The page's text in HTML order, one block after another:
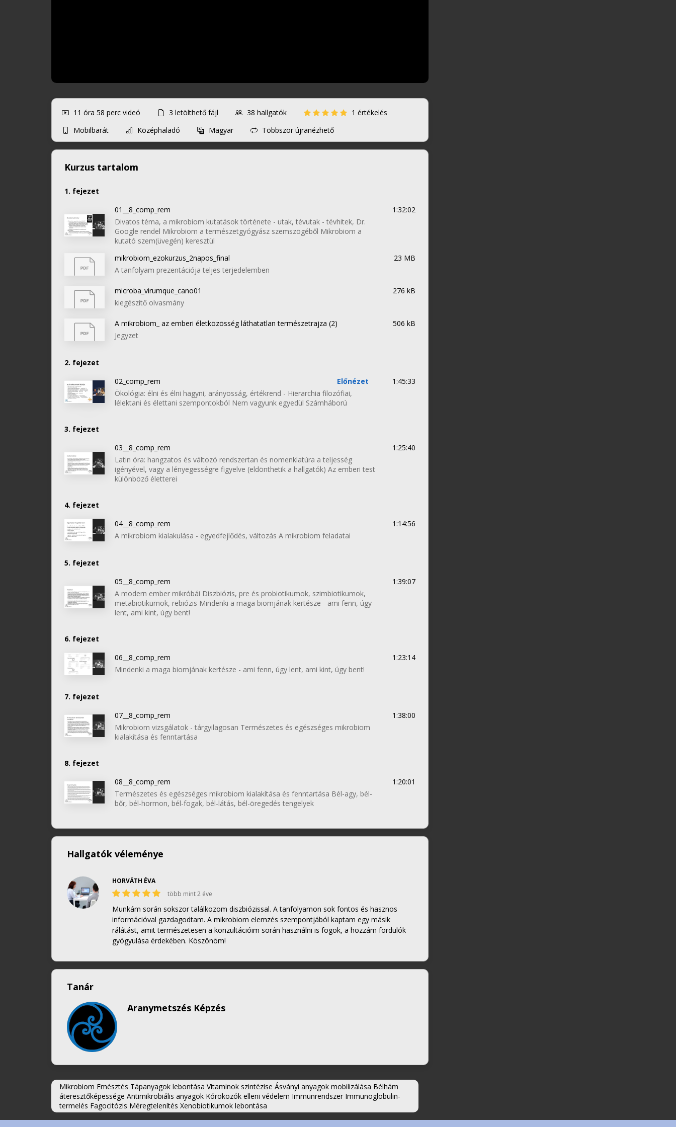
11 óra 58 perc videó 3 letölthető fájl 38 hallgatók
1 értékelés
Mobilbarát
Középhaladó Magyar Többször újranézhető
Kurzus tartalom
1. fejezet
01__8_comp_rem
1:32:02
Divatos téma, a mikrobiom kutatások története - utak, tévutak - tévhitek, Dr.
Google rendel Mikrobiom a természetgyógyász szemszögéből Mikrobiom a
kutató szem(üvegén) keresztül
mikrobiom_ezokurzus_2napos_final
23 MB
A tanfolyam prezentációja teljes terjedelemben
microba_virumque_cano01
276 kB
kiegészítő olvasmány
A mikrobiom_ az emberi életközösség láthatatlan természetrajza (2)
506 kB
Jegyzet
2. fejezet
02_comp_rem
Előnézet
1:45:33
Ökológia: élni és élni hagyni, arányosság, értékrend - Hierarchia filozófiai,
lélektani és élettani szempontokból Nem vagyunk egyedül Számháború
3. fejezet
03__8_comp_rem
1:25:40
Latin óra: hangzatos és változó rendszertan és nomenklatúra a teljesség
igényével, vagy a lényegességre figyelve (eldönthetik a hallgatók) Az emberi test
különböző életterei
4. fejezet
04__8_comp_rem
1:14:56
A mikrobiom kialakulása - egyedfejlődés, változás A mikrobiom feladatai
5. fejezet
05__8_comp_rem
1:39:07
A modern ember mikróbái Diszbiózis, pre és probiotikumok, szimbiotikumok,
metabiotikumok, rebiózis Mindenki a maga biomjának kertésze - ami fenn, úgy
lent, ami kint, úgy bent!
6. fejezet
06__8_comp_rem
1:23:14
Mindenki a maga biomjának kertésze - ami fenn, úgy lent, ami kint, úgy bent!
7. fejezet
07__8_comp_rem
1:38:00
Mikrobiom vizsgálatok - tárgyilagosan Természetes és egészséges mikrobiom
kialakítása és fenntartása
8. fejezet
08__8_comp_rem
1:20:01
Természetes és egészséges mikrobiom kialakítása és fenntartása Bél-agy, bél-
bőr, bél-hormon, bél-fogak, bél-látás, bél-öregedés tengelyek
Hallgatók véleménye
HORVÁTH ÉVA
több mint 2 éve
Munkám során sokszor találkozom diszbiózissal. A tanfolyamon sok fontos és hasznos
információval gazdagodtam. A mikrobiom elemzés szempontjából kaptam egy másik
rálátást, amit természetesen a konzultációim során használni is fogok, a hozzám fordulók
gyógyulása érdekében. Köszönöm!
Tanár
Aranymetszés Képzés
Mikrobiom Emésztés Tápanyagok lebontása Vitaminok szintézise Ásványi anyagok mobilizálása Bélhám
áteresztőképessége Antimikrobiális anyagok Kórokozók elleni védelem Immunrendszer Immunoglobulin-
termelés Fagocitózis Méregtelenítés Xenobiotikumok lebontása